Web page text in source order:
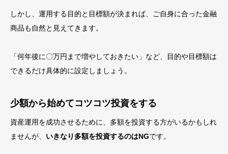
しかし、運用する目的と目標額が決まれば、ご自身に合った金融
商品も自然と見えてきます。
「何年後に〇万円まで増やしておきたい」など、目的や目標額は
できるだけ具体的に設定しましょう。
少額から始めてコツコツ投資をする
資産運用を成功させるために、多額を投資する方がいるかもしれ
ませんが、 いきなり多額を投資するのはNGです。